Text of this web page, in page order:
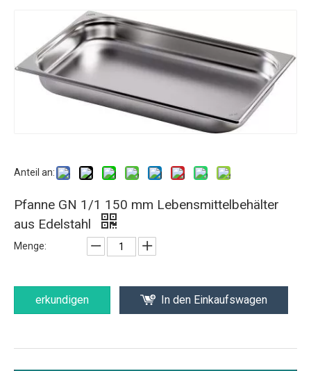
Anteil an:
Pfanne GN 1/1 150 mm Lebensmittelbehälter
aus Edelstahl
Menge:
erkundigen In den Einkaufswagen